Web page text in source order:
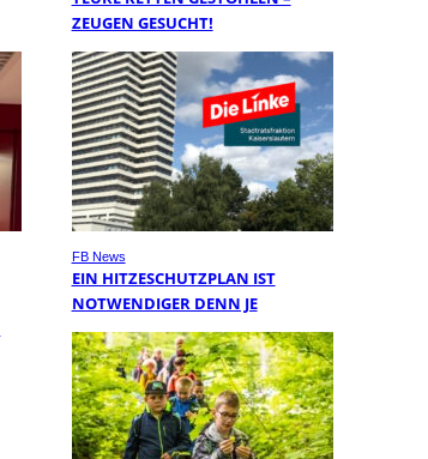
ZEUGEN GESUCHT!
FB News
EIN HITZESCHUTZPLAN IST
NOTWENDIGER DENN JE